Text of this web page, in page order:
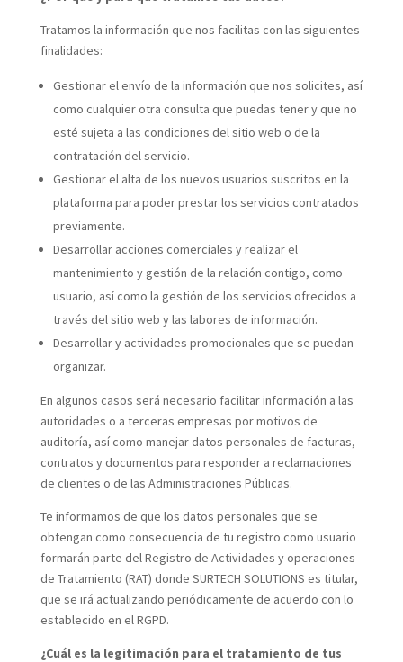
Tratamos la información que nos facilitas con las siguientes
finalidades:
Gestionar el envío de la información que nos solicites, así
como cualquier otra consulta que puedas tener y que no
esté sujeta a las condiciones del sitio web o de la
contratación del servicio.
Gestionar el alta de los nuevos usuarios suscritos en la
plataforma para poder prestar los servicios contratados
previamente.
Desarrollar acciones comerciales y realizar el
mantenimiento y gestión de la relación contigo, como
usuario, así como la gestión de los servicios ofrecidos a
través del sitio web y las labores de información.
Desarrollar y actividades promocionales que se puedan
organizar.
En algunos casos será necesario facilitar información a las
autoridades o a terceras empresas por motivos de
auditoría, así como manejar datos personales de facturas,
contratos y documentos para responder a reclamaciones
de clientes o de las Administraciones Públicas.
Te informamos de que los datos personales que se
obtengan como consecuencia de tu registro como usuario
formarán parte del Registro de Actividades y operaciones
de Tratamiento (RAT) donde SURTECH SOLUTIONS es titular,
que se irá actualizando periódicamente de acuerdo con lo
establecido en el RGPD.
¿Cuál es la legitimación para el tratamiento de tus